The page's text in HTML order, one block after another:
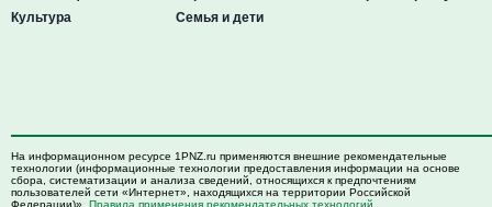
Культура
Семья и дети
На информационном ресурсе 1PNZ.ru применяются внешние рекомендательные
технологии (информационные технологии предоставления информации на основе
сбора, систематизации и анализа сведений, относящихся к предпочтениям
пользователей сети «Интернет», находящихся на территории Российской
Федерации)». Правила применения рекомендательных технологий